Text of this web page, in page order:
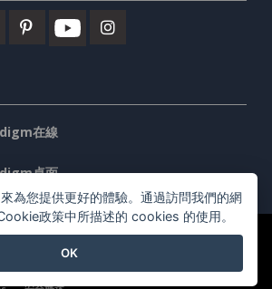
在線
桌面
為您提供更好的體驗。通過訪問我們的網
政策中所描述的 cookies 的使用。
OK